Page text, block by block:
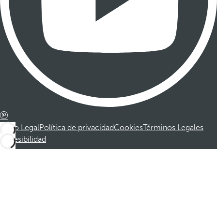
Aviso LegalPolítica de privacidadCookiesTérminos Legales
Accesibilidad